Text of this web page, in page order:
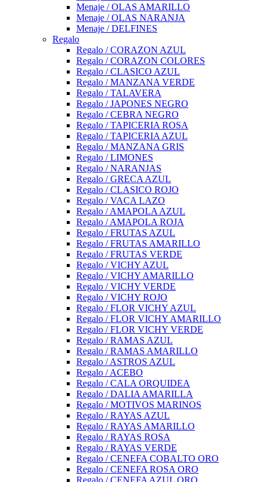
Menaje / OLAS AMARILLO
Menaje / OLAS NARANJA
Menaje / DELFINES
Regalo
Regalo / CORAZON AZUL
Regalo / CORAZON COLORES
Regalo / CLASICO AZUL
Regalo / MANZANA VERDE
Regalo / TALAVERA
Regalo / JAPONES NEGRO
Regalo / CEBRA NEGRO
Regalo / TAPICERIA ROSA
Regalo / TAPICERIA AZUL
Regalo / MANZANA GRIS
Regalo / LIMONES
Regalo / NARANJAS
Regalo / GRECA AZUL
Regalo / CLASICO ROJO
Regalo / VACA LAZO
Regalo / AMAPOLA AZUL
Regalo / AMAPOLA ROJA
Regalo / FRUTAS AZUL
Regalo / FRUTAS AMARILLO
Regalo / FRUTAS VERDE
Regalo / VICHY AZUL
Regalo / VICHY AMARILLO
Regalo / VICHY VERDE
Regalo / VICHY ROJO
Regalo / FLOR VICHY AZUL
Regalo / FLOR VICHY AMARILLO
Regalo / FLOR VICHY VERDE
Regalo / RAMAS AZUL
Regalo / RAMAS AMARILLO
Regalo / ASTROS AZUL
Regalo / ACEBO
Regalo / CALA ORQUIDEA
Regalo / DALIA AMARILLA
Regalo / MOTIVOS MARINOS
Regalo / RAYAS AZUL
Regalo / RAYAS AMARILLO
Regalo / RAYAS ROSA
Regalo / RAYAS VERDE
Regalo / CENEFA COBALTO ORO
Regalo / CENEFA ROSA ORO
Regalo / CENEFA AZUL ORO